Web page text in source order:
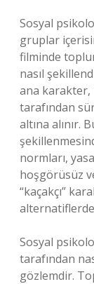
Sosyal
gruplar
filminde
nasıl
ana karakter,
tarafından
altına alınır.
normları,
hoşgörüsüz
“kaçakçı”
Sosyal
tarafından
gözlemdir.